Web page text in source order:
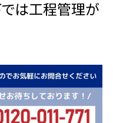
では工程管理が